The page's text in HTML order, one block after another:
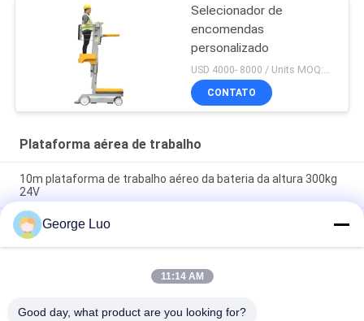
Selecionador de
encomendas
personalizado
USD 4000- 8000 / Units MOQ:1 conjunto
CONTATO
Plataforma aérea de trabalho
10m plataforma de trabalho aéreo da bateria da altura 300kg
24V
Elevador aéreo da plataforma da plataforma de trabalho
aéreo do elevador do homem do mastro do dobro da liga de
alumínio de 12 M
Alta Qualidade Autopropulsão Elétrica Articulado Boom Lift 16
George Luo
11:14 AM
Good day, what product are you looking for?